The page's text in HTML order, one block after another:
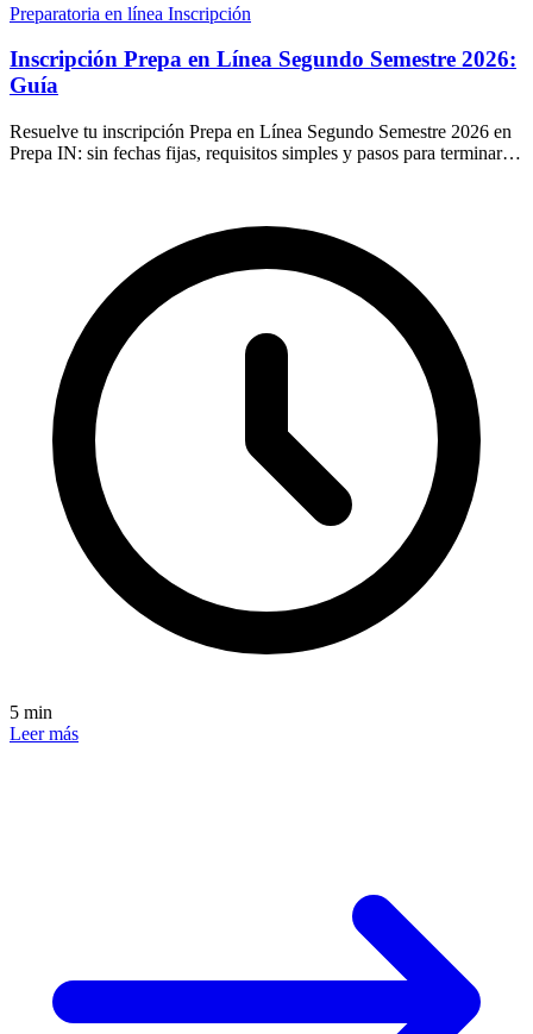
Preparatoria en línea Inscripción
Inscripción Prepa en Línea Segundo Semestre 2026:
Guía
Resuelve tu inscripción Prepa en Línea Segundo Semestre 2026 en
Prepa IN: sin fechas fijas, requisitos simples y pasos para terminar tu
5 min
Leer más